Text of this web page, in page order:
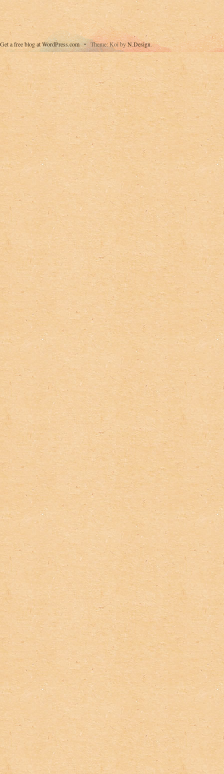
Get a free blog at WordPress.com • Theme: Koi byN.Design.